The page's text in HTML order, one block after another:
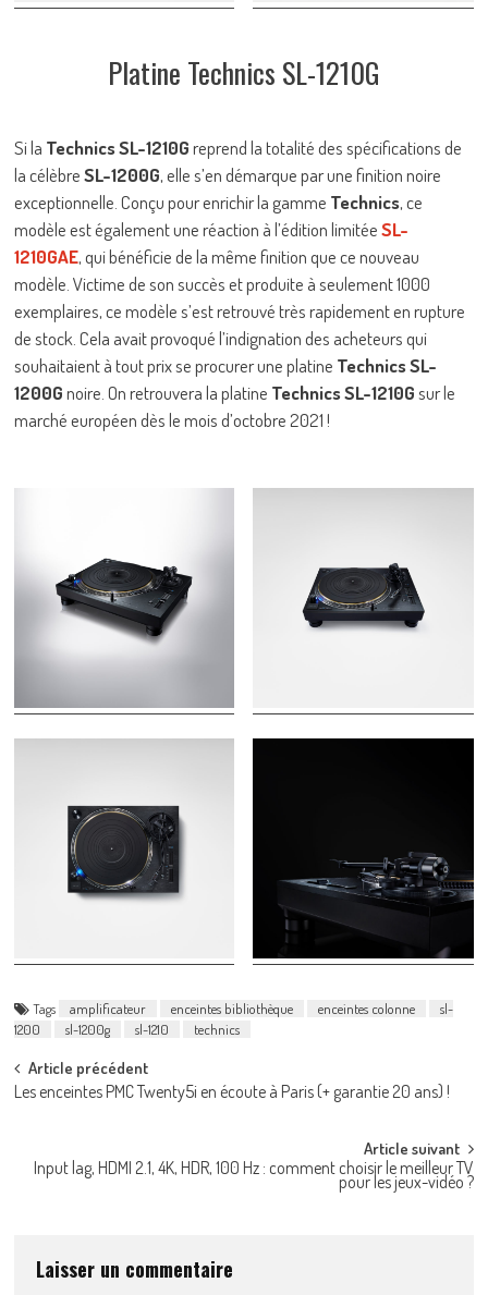
Platine Technics SL-1210G
Si la Technics SL-1210Greprend la totalité des spécifications de
la célèbreSL-1200G, elle s’en démarque par une finition noire
exceptionnelle. Conçu pour enrichir la gamme Technics, ce
modèle est également une réaction à l’édition limitéeSL-
1210GAE, qui bénéficie de la même finition que ce nouveau
modèle. Victime de son succès et produite à seulement 1000
exemplaires, ce modèle s’est retrouvé très rapidement en rupture
de stock. Cela avait provoqué l’indignation des acheteurs qui
souhaitaient à tout prix se procurer une platine Technics SL-
1200Gnoire. On retrouvera la platine Technics SL-1210Gsur le
marché européen dès le mois d’octobre 2021 !
Tags amplificateur enceintes bibliothèque enceintes colonne
sl-
1200
sl-1200g sl-1210 technics
Post
navigation
Article précédent
Les enceintes PMC Twenty5i en écoute à Paris (+ garantie 20 ans) !
Article suivant
Input lag, HDMI 2.1, 4K, HDR, 100 Hz : comment choisir le meilleur TV
pour les jeux-vidéo ?
Laisser un commentaire